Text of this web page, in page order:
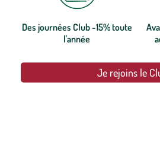
Des journées Club -15% toute
l'année
Je rejoins le